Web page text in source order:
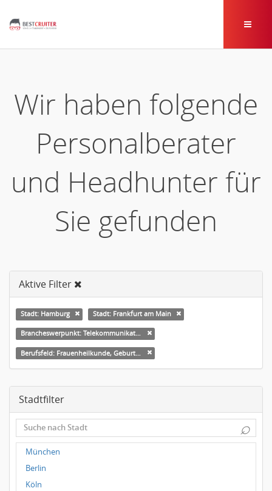
Wir haben folgende
Personalberater
und Headhunter für
Sie gefunden
Aktive Filter
Stadt: Hamburg Stadt: Frankfurt am Main
Brancheswerpunkt: Telekommunikation
Berufsfeld: Frauenheilkunde, Geburtshilfe
Stadtfilter
⌕
München
Berlin
Köln